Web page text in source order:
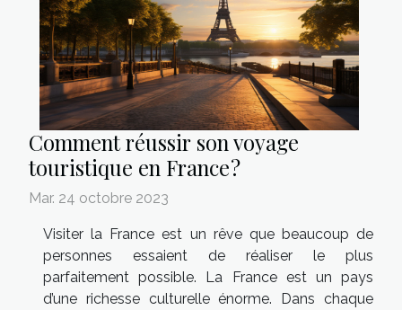
Comment réussir son voyage
touristique en France ?
Mar. 24 octobre 2023
Visiter la France est un rêve que beaucoup de
personnes essaient de réaliser le plus
parfaitement possible. La France est un pays
d’une richesse culturelle énorme. Dans chaque